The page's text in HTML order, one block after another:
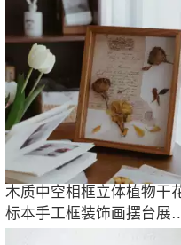
木质中空相框立体植物干
标本手工框装饰画摆台展
架画框复古风